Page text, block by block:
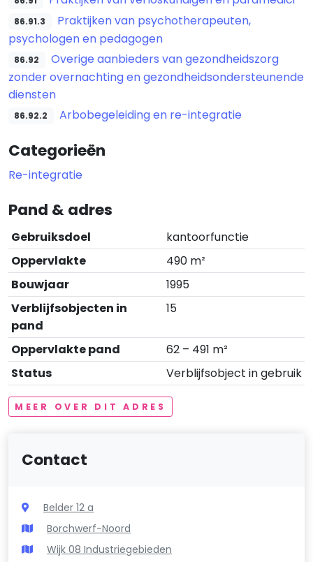
86.91.3
Praktijken van psychotherapeuten,
psychologen en pedagogen
86.92
Overige aanbieders van gezondheidszorg
zonder overnachting en gezondheidsondersteunende
diensten
86.92.2 Arbobegeleiding en re-integratie
Categorieën
Re-integratie
Pand & adres
Gebruiksdoel
kantoorfunctie
Oppervlakte
490 m²
Bouwjaar
1995
Verblijfsobjecten in
pand
15
Oppervlakte pand
62 – 491 m²
Status
Verblijfsobject in gebruik
MEER OVER DIT ADRES
Contact
Belder 12 a
Borchwerf-Noord
Wijk 08 Industriegebieden